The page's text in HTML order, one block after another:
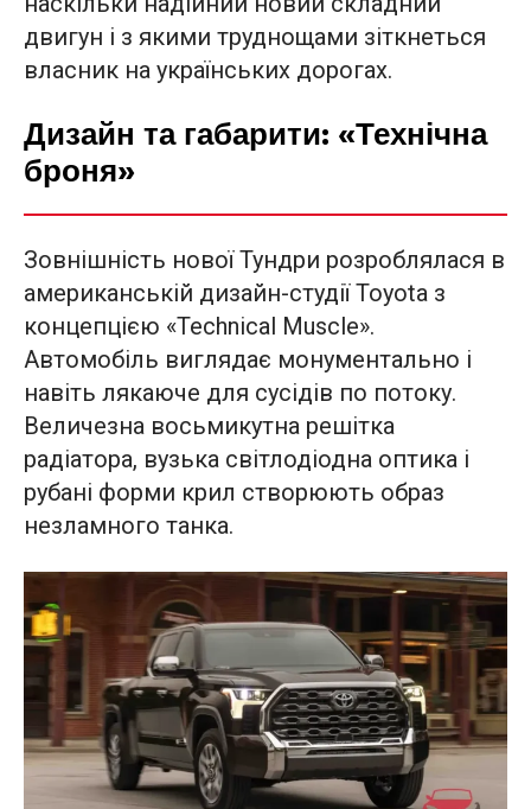
двигун і з якими труднощами зіткнеться
власник на українських дорогах.
Дизайн та габарити: «Технічна
броня»
Зовнішність нової Тундри розроблялася в
американській дизайн-студії Toyota з
концепцією «Technical Muscle».
Автомобіль виглядає монументально і
навіть лякаюче для сусідів по потоку.
Величезна восьмикутна решітка
радіатора, вузька світлодіодна оптика і
рубані форми крил створюють образ
незламного танка.